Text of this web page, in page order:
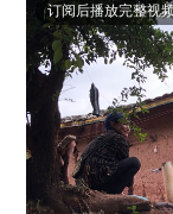
订阅后播放完整视